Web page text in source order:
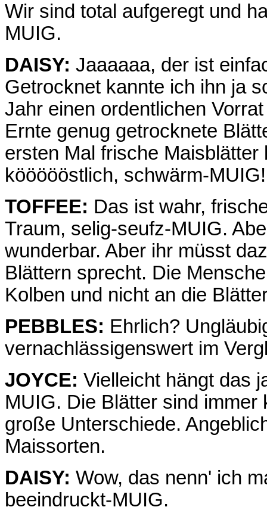
Wir sind total aufgeregt und
MUIG.
DAISY: Jaaaaaa, der ist
Getrocknet kannte ich ihn ja
Jahr einen ordentlichen
Ernte genug getrocknete
ersten Mal frische
köööööstlich, schwärm-MUIG!
TOFFEE: Das ist wahr,
Traum, selig-seufz-MUIG.
wunderbar. Aber ihr müsst
Blättern sprecht. Die
Kolben und nicht an die
PEBBLES: Ehrlich?
vernachlässigenswert im
JOYCE: Vielleicht hängt das
MUIG. Die Blätter sind
große Unterschiede.
Maissorten.
DAISY: Wow, das nenn' ich
beeindruckt-MUIG.